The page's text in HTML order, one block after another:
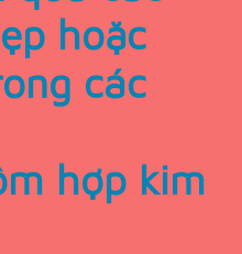
hoặc
các
hợp kim